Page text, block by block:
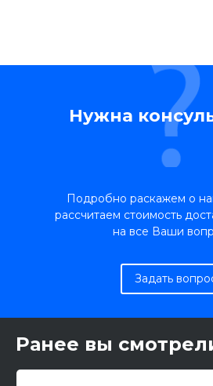
Нужна
Подробно раскажем о
рассчитаем стоимость
на все Ваши
Задать
Ранее вы